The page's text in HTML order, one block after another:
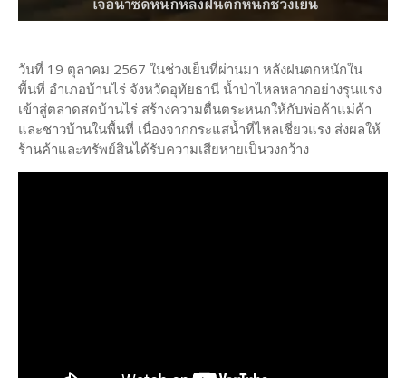
วันที่ 19 ตุลาคม 2567 ในช่วงเย็นที่ผ่านมา หลังฝนตกหนักใน
พื้นที่ อำเภอบ้านไร่ จังหวัดอุทัยธานี น้ำป่าไหลหลากอย่างรุนแรง
เข้าสู่ตลาดสดบ้านไร่ สร้างความตื่นตระหนกให้กับพ่อค้าแม่ค้า
และชาวบ้านในพื้นที่ เนื่องจากกระแสน้ำที่ไหลเชี่ยวแรง ส่งผลให้
ร้านค้าและทรัพย์สินได้รับความเสียหายเป็นวงกว้าง